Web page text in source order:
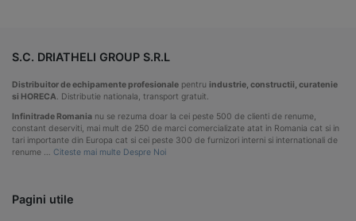
S.C. DRIATHELI GROUP S.R.L
Distribuitor de echipamente profesionale pentru industrie, constructii, curatenie
si HORECA. Distributie nationala, transport gratuit.
Infinitrade Romania nu se rezuma doar la cei peste 500 de clienti de renume,
constant deserviti, mai mult de 250 de marci comercializate atat in Romania cat si in
tari importante din Europa cat si cei peste 300 de furnizori interni si internationali de
renume … Citeste mai multe Despre Noi
Pagini utile